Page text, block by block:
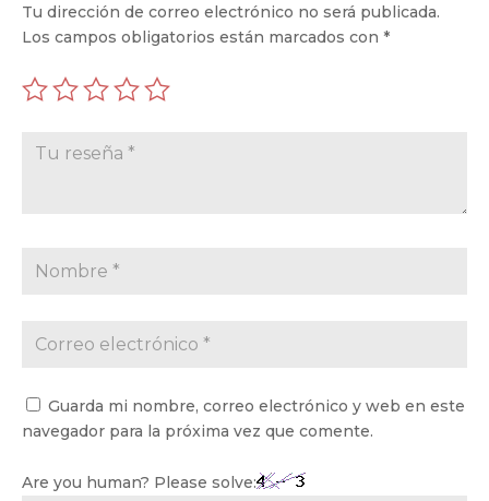
Tu dirección de correo electrónico no será publicada.
Los campos obligatorios están marcados con *
Guarda mi nombre, correo electrónico y web en este
navegador para la próxima vez que comente.
Are you human? Please solve: